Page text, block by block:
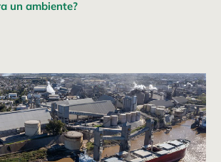
un ambiente?